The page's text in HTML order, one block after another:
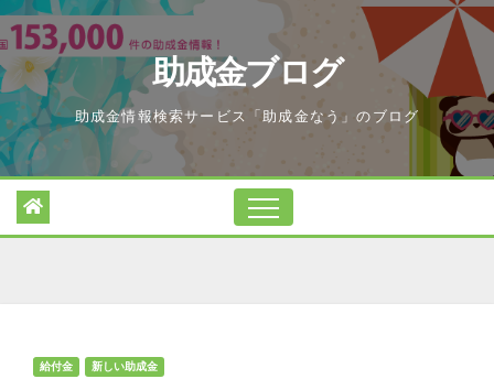
Skip
to
content
助成金ブログ
助成金情報検索サービス「助成金なう」のブログ
給付金 新しい助成金